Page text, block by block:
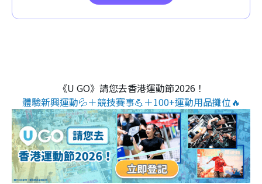
《U GO》請您去香港運動節2026！
體驗新興運動💦＋競技賽事💪＋100+運動用品攤位🔥